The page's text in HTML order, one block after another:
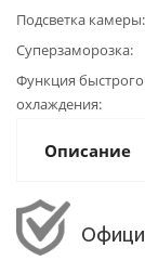
Подсветка камеры
Суперзаморозка
Функция быстрого
охлаждения
Описание